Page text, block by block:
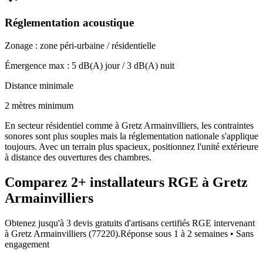
Réglementation acoustique
Zonage : zone péri-urbaine / résidentielle
Émergence max : 5 dB(A) jour /3 dB(A) nuit
Distance minimale
2 mètres minimum
En secteur résidentiel comme à Gretz Armainvilliers, les contraintes
sonores sont plus souples mais la réglementation nationale s'applique
toujours. Avec un terrain plus spacieux, positionnez l'unité extérieure
à distance des ouvertures des chambres.
Comparez 2+ installateurs RGE à Gretz
Armainvilliers
Obtenez jusqu'à 3 devis gratuits d'artisans certifiés RGE intervenant
à Gretz Armainvilliers (77220).Réponse sous 1 à 2 semaines • Sans
engagement